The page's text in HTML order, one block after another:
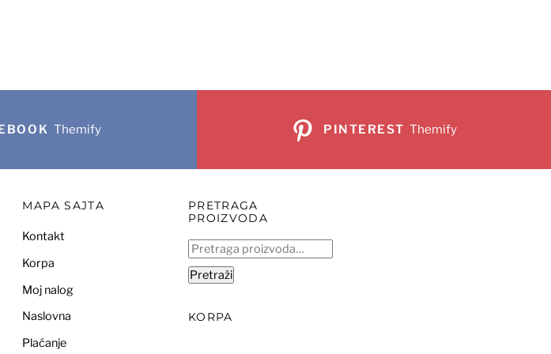
Themify PINTEREST Themify
MAPA SAJTA
Kontakt
Korpa
Moj nalog
Naslovna
Plaćanje
PRETRAGA
PROIZVODA
Pretraga
za:
Pretraži
KORPA